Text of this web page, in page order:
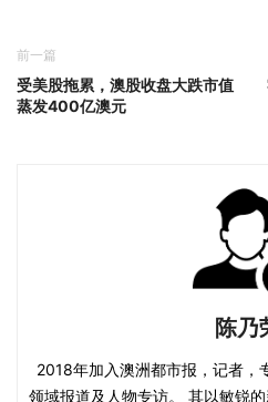
前一篇
受美股拖累，澳股收盘大跌市值
蒸发400亿澳元
陈乃
2018年加入澳洲都市报，记者，
领域报道及人物专访。 其以敏锐